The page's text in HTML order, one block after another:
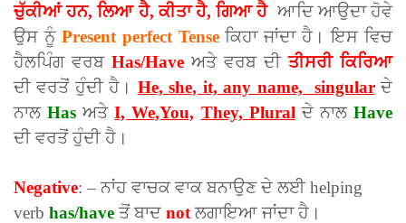
ਚੁੱਕੀਆਂ ਹਨ, ਲਿਆ ਹੈ, ਕੀਤਾ ਹੈ, ਗਿਆ ਹੈਆਦਿ ਆਉਦਾ ਹੋਵੇ
ਉਸ ਨੂੰ Present perfect Tenseਕਿਹਾ ਜਾਂਦਾ ਹੈ। ਇਸ ਵਿਚ
ਹੈਲਪਿੰਗ ਵਰਬ Has/Have ਅਤੇ ਵਰਬ ਦੀਤੀਸਰੀ ਕਿਰਿਆ
ਦੀ ਵਰਤੋਂ ਹੁੰਦੀ ਹੈ। He, she, it, any name, singularਦੇ
ਨਾਲHas ਅਤੇI, We,You, They, Plural ਦੇ ਨਾਲHave
ਦੀ ਵਰਤੋਂ ਹੁੰਦੀ ਹੈ।
Negative: – ਨਾਂਹ ਵਾਚਕ ਵਾਕ ਬਨਾਉਣ ਦੇ ਲਈ helping
verb has/have ਤੋਂ ਬਾਦ notਲਗਾਇਆ ਜਾਂਦਾ ਹੈ।